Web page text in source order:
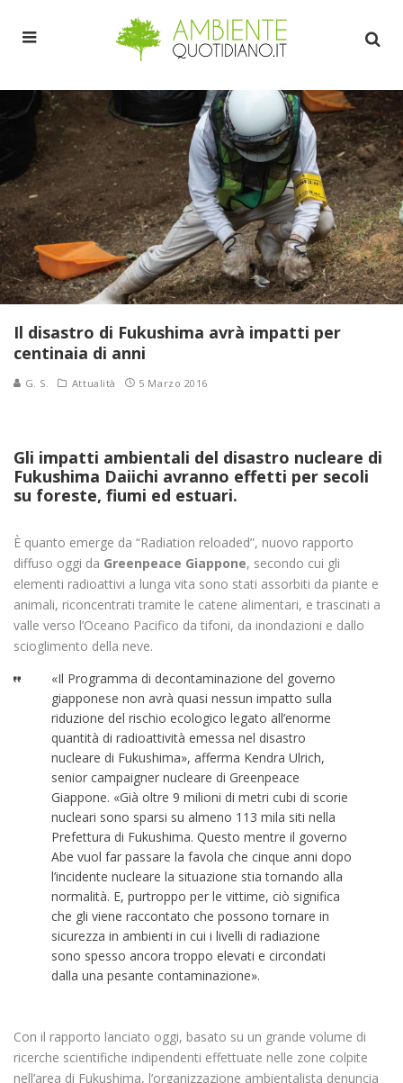
Il disastro di Fukushima avrà impatti per
centinaia di anni
G. S. Attualità 5 Marzo 2016
Gli impatti ambientali del disastro nucleare di
Fukushima Daiichi avranno effetti per secoli
su foreste, fiumi ed estuari.
È quanto emerge da “Radiation reloaded”, nuovo rapporto
diffuso oggi da Greenpeace Giappone, secondo cui gli
elementi radioattivi a lunga vita sono stati assorbiti da piante e
animali, riconcentrati tramite le catene alimentari, e trascinati a
valle verso l’Oceano Pacifico da tifoni, da inondazioni e dallo
scioglimento della neve.
«Il Programma di decontaminazione del governo
giapponese non avrà quasi nessun impatto sulla
riduzione del rischio ecologico legato all’enorme
quantità di radioattività emessa nel disastro
nucleare di Fukushima», afferma Kendra Ulrich,
senior campaigner nucleare di Greenpeace
Giappone. «Già oltre 9 milioni di metri cubi di scorie
nucleari sono sparsi su almeno 113 mila siti nella
Prefettura di Fukushima. Questo mentre il governo
Abe vuol far passare la favola che cinque anni dopo
l’incidente nucleare la situazione stia tornando alla
normalità. E, purtroppo per le vittime, ciò significa
che gli viene raccontato che possono tornare in
sicurezza in ambienti in cui i livelli di radiazione
sono spesso ancora troppo elevati e circondati
dalla una pesante contaminazione».
Con il rapporto lanciato oggi, basato su un grande volume di
ricerche scientifiche indipendenti effettuate nelle zone colpite
nell’area di Fukushima, l’organizzazione ambientalista denuncia